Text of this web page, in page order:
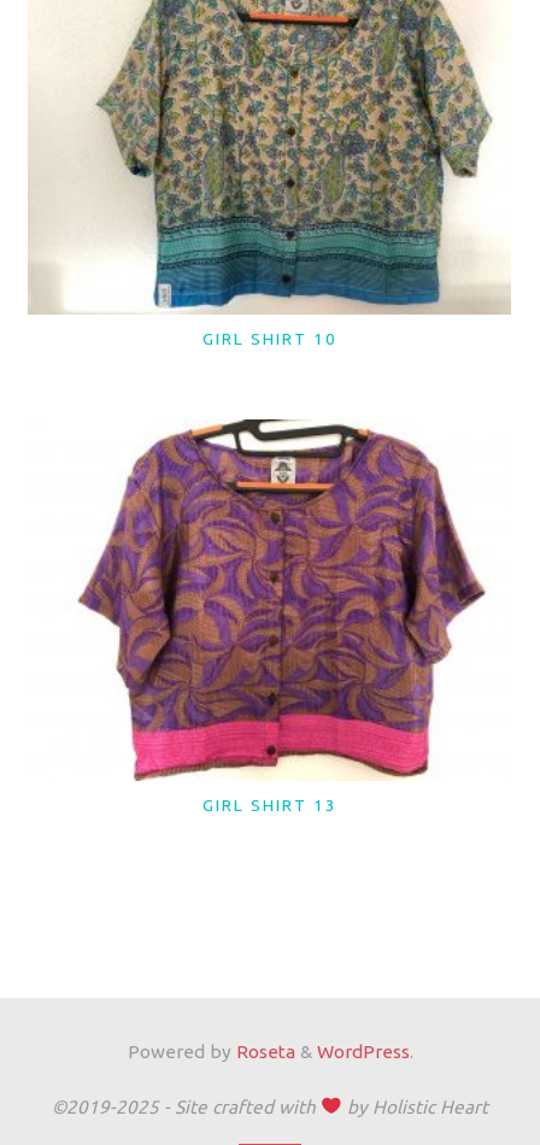
LER MAIS
GIRL SHIRT 10
LER MAIS
GIRL SHIRT 13
Powered by Roseta & WordPress.
©2019-2025 - Site crafted with by Holistic Heart